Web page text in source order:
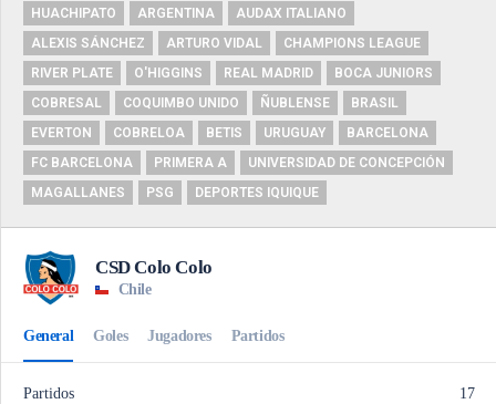
HUACHIPATO
ARGENTINA
AUDAX ITALIANO
ALEXIS SÁNCHEZ
ARTURO VIDAL
CHAMPIONS LEAGUE
RIVER PLATE
O'HIGGINS REAL MADRID
BOCA JUNIORS
COBRESAL
COQUIMBO UNIDO ÑUBLENSE
BRASIL
EVERTON
COBRELOA BETIS URUGUAY
BARCELONA
FC BARCELONA
PRIMERA A
UNIVERSIDAD DE CONCEPCIÓN
MAGALLANES
PSG DEPORTES IQUIQUE